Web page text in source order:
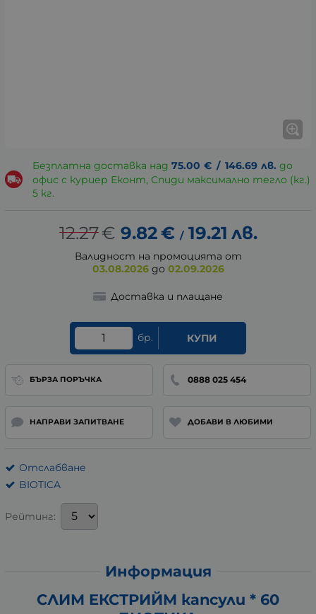
Безплатна доставка над 75.00 € / 146.69 лв. до
офис с куриер Еконт, Спиди максимално тегло (кг.)
5 кг.
12.27€ 9.82€ / 19.21 лв.
Валидност на промоцията от
03.08.2026 до 02.09.2026
Доставка и плащане
бр. КУПИ
БЪРЗА ПОРЪЧКА 0888 025 454
НАПРАВИ ЗАПИТВАНЕ ДОБАВИ В ЛЮБИМИ
Отслабване
BIOTICA
Рейтинг:
Информация
СЛИМ ЕКСТРИЙМ капсули * 60